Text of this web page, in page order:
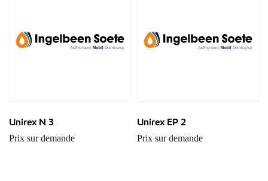
Unirex N 3
Prix sur demande
Unirex EP 2
Prix sur demande